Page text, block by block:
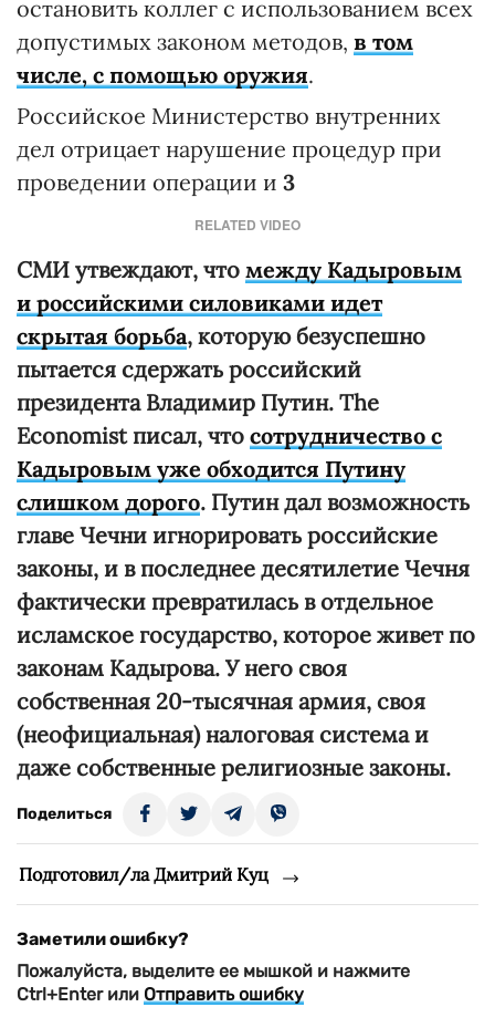
остановить коллег с использованием всех
допустимых законом методов, в том
числе, с помощью оружия.
Российское Министерство внутренних
дел отрицает нарушение процедур при
проведении операции и 3
RELATED VIDEO
СМИ утвеждают, что между Кадыровым
и российскими силовиками идет
скрытая борьба, которую безуспешно
пытается сдержать российский
президента Владимир Путин. The
Economist писал, что сотрудничество с
Кадыровым уже обходится Путину
слишком дорого. Путин дал возможность
главе Чечни игнорировать российские
законы, и в последнее десятилетие Чечня
фактически превратилась в отдельное
исламское государство, которое живет по
законам Кадырова. У него своя
собственная 20-тысячная армия, своя
(неофициальная) налоговая система и
даже собственные религиозные законы.
Поделиться
Подготовил/ла Дмитрий Куц
Заметили ошибку?
Пожалуйста, выделите ее мышкой и нажмите
Ctrl+Enter или Отправить ошибку